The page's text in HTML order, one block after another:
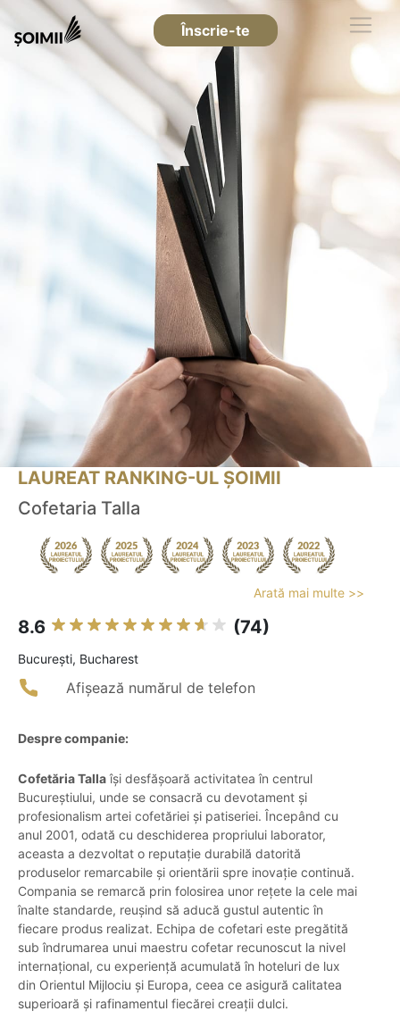
Înscrie-te
LAUREAT RANKING-UL ȘOIMII
Cofetaria Talla
Arată mai multe >>
8.6 (74)
Bucureşti, Bucharest
Afișează numărul de telefon
Despre companie:
Cofetăria Tallaîși desfășoară activitatea în centrul
Bucureștiului, unde se consacră cu devotament și
profesionalism artei cofetăriei și patiseriei. Începând cu
anul 2001, odată cu deschiderea propriului laborator,
aceasta a dezvoltat o reputație durabilă datorită
produselor remarcabile și orientării spre inovație continuă.
Compania se remarcă prin folosirea unor rețete la cele mai
înalte standarde, reușind să aducă gustul autentic în
fiecare produs realizat. Echipa de cofetari este pregătită
sub îndrumarea unui maestru cofetar recunoscut la nivel
internațional, cu experiență acumulată în hoteluri de lux
din Orientul Mijlociu și Europa, ceea ce asigură calitatea
superioară și rafinamentul fiecărei creații dulci.